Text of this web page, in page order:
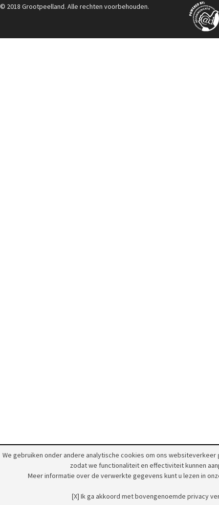
© 2018 Grootpeelland. Alle rechten voorbehouden.
We gebruiken onder andere analytische cookies om ons
zodat we functionaliteit en effectiviteit kunnen
Meer informatie over de verwerkte gegevens kunt u lezen in
[X] Ik ga akkoord met bovengenoemde privacy